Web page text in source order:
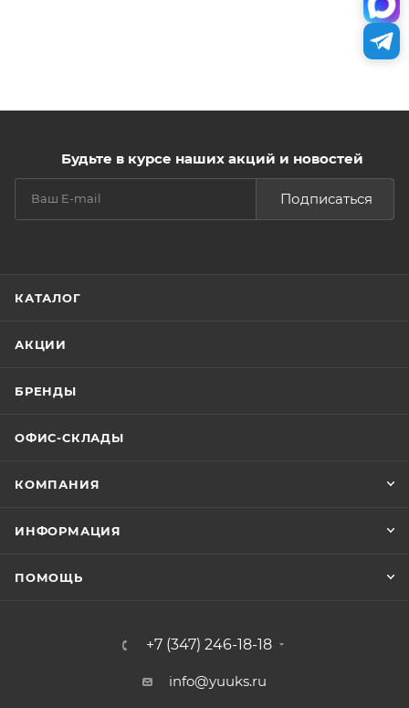
Будьте в курсе наших акций и новостей
Подписаться
КАТАЛОГ
АКЦИИ
БРЕНДЫ
ОФИС-СКЛАДЫ
КОМПАНИЯ
ИНФОРМАЦИЯ
ПОМОЩЬ
+7 (347) 246-18-18
info@yuuks.ru